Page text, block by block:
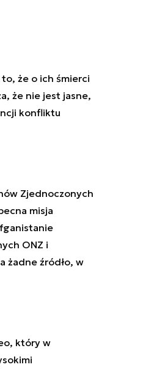
że o ich śmierci
że nie jest jasne,
konfliktu
Zjednoczonych
misja
ONZ i
żadne źródło, w
, który w